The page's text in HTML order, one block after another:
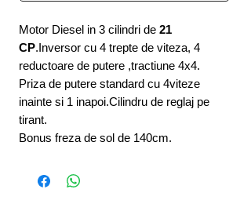
Motor Diesel in 3 cilindri de 21
CP.Inversor cu 4 trepte de viteza, 4
reductoare de putere ,tractiune 4x4.
Priza de putere standard cu 4viteze
inainte si 1 inapoi.Cilindru de reglaj pe
tirant.
Bonus freza de sol de 140cm.